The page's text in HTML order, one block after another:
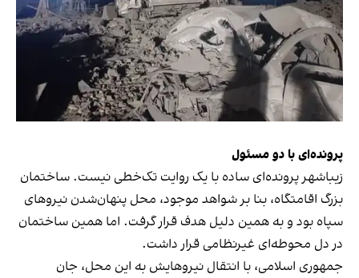
پرونده‌ای با دو مسئول
زیباشهر پرونده‌ای ساده با یک روایت تک‌خطی نیست. ساختمان
بزرگ اقامتگاه، بنا بر شواهد موجود، محل پنهان‌شدن نیروهای
سپاه بود و به همین دلیل هدف قرار گرفت. اما همین ساختمان
در دل محوطه‌ای غیرنظامی قرار داشت.
جمهوری اسلامی، با انتقال نیروهایش به این محل، جان